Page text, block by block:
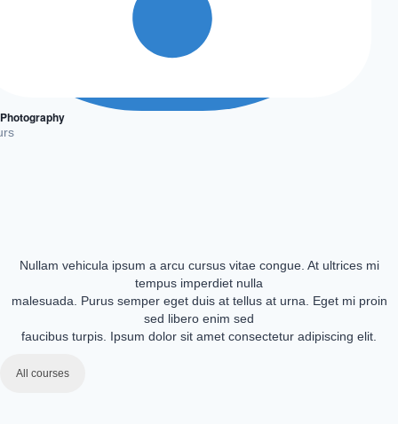
Nullam vehicula ipsum a arcu cursus vitae congue. At ultrices mi
tempus imperdiet nulla
malesuada. Purus semper eget duis at tellus at urna. Eget mi proin
sed libero enim sed
faucibus turpis. Ipsum dolor sit amet consectetur adipiscing elit.
All courses